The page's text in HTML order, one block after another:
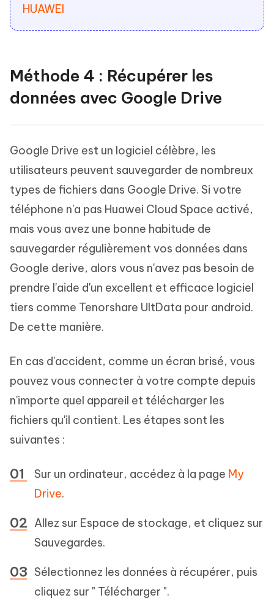
HUAWEI
Méthode 4 : Récupérer les
données avec Google Drive
Google Drive est un logiciel célèbre, les
utilisateurs peuvent sauvegarder de nombreux
types de fichiers dans Google Drive. Si votre
téléphone n'a pas Huawei Cloud Space activé,
mais vous avez une bonne habitude de
sauvegarder régulièrement vos données dans
Google derive, alors vous n'avez pas besoin de
prendre l'aide d'un excellent et efficace logiciel
tiers comme Tenorshare UltData pour android.
De cette manière.
En cas d'accident, comme un écran brisé, vous
pouvez vous connecter à votre compte depuis
n'importe quel appareil et télécharger les
fichiers qu'il contient. Les étapes sont les
suivantes :
Sur un ordinateur, accédez à la page My
Drive.
Allez sur Espace de stockage, et cliquez sur
Sauvegardes.
Sélectionnez les données à récupérer, puis
cliquez sur " Télécharger ".